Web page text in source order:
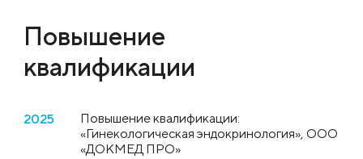
Повышение
квалификации
2025
Повышение квалификации:
«Гинекологическая эндокринология», ООО
«ДОКМЕД ПРО»